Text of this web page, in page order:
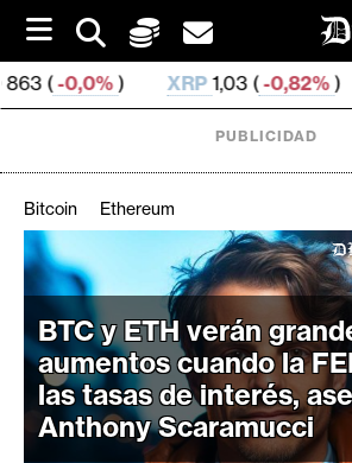
i
p
t
o
XRP1,03 ( -0,82% ) SOL73,87 (
C
r
i
p
t
o
M
PUBLICIDAD
Bitcoin Ethereum
BTC y ETH verán
aumentos cuando la
las tasas de interés,
Anthony Scaramucci